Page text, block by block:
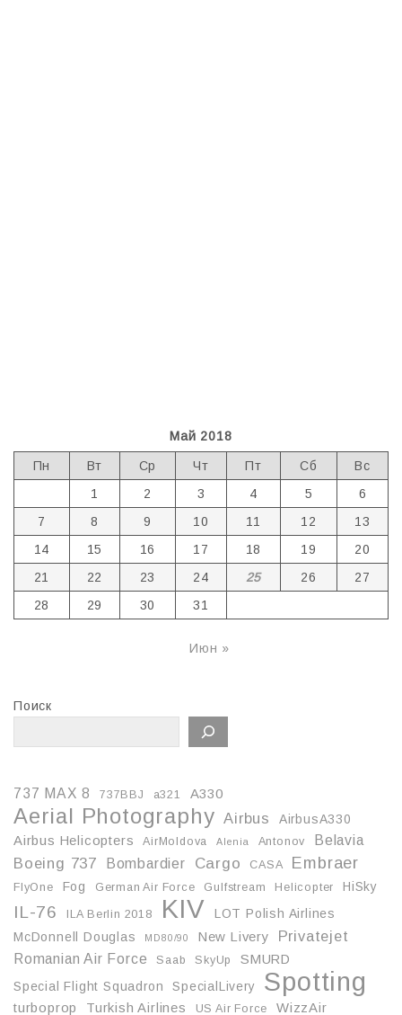
Май 2018
Пн Вт Ср Чт Пт Сб
Вс
1
2 3 4 5
6
7
8 9 10 11 12
13
14
15 16 17 18 19
20
21
22 23 24 25 26
27
28
29 30 31
Июн »
Поиск
737 MAX 8 737BBJ a321 A330
Aerial Photography Airbus
AirbusA330
Airbus Helicopters
AirMoldova Alenia Antonov Belavia
Boeing 737 Bombardier Cargo CASA Embraer
FlyOne Fog German Air Force Gulfstream Helicopter HiSky
IL-76 ILA Berlin 2018 KIV
LOT Polish Airlines
McDonnell Douglas
MD80/90 New Livery Privatejet
Romanian Air Force Saab SkyUp
SMURD
Special Flight Squadron
SpecialLivery Spotting
turboprop Turkish Airlines US Air Force WizzAir